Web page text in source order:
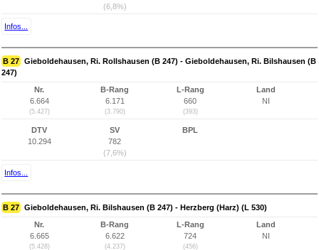
(6,8%)
Infos...
B 27 Gieboldehausen, Ri. Rollshausen (B 247) - Gieboldehausen, Ri. Bilshausen (B
247)
Nr.
6.664
(5.427)
B-Rang
6.171
(3.790)
L-Rang
660
(393)
Land
NI
DTV
10.294
SV
782
(7,6%)
BPL
Infos...
B 27 Gieboldehausen, Ri. Bilshausen (B 247) - Herzberg (Harz) (L 530)
Nr.
6.665
(5.428)
B-Rang
6.622
(4.237)
L-Rang
724
(456)
Land
NI